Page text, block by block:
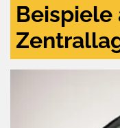
Beispiele